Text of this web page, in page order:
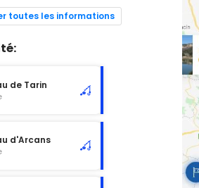
Carnassier, carpe, poisson blanc
emplacement.
toutes les informations
de Tarin
d'Arcans